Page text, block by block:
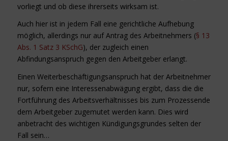
vorliegt und ob diese ihrerseits wirksam ist.
Auch hier ist in jedem Fall eine gerichtliche Aufhebung
möglich, allerdings nur auf Antrag des Arbeitnehmers (§ 13
Abs. 1 Satz 3 KSchG), der zugleich einen
Abfindungsanspruch gegen den Arbeitgeber erlangt.
Einen Weiterbeschäftigungsanspruch hat der Arbeitnehmer
nur, sofern eine Interessenabwägung ergibt, dass die die
Fortführung des Arbeitsverhältnisses bis zum Prozessende
dem Arbeitgeber zugemutet werden kann. Dies wird
anbetracht des wichtigen Kündigungsgrundes selten der
Fall sein…